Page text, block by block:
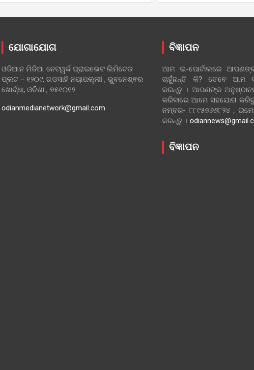
ଯୋଗାଯୋଗ
ଓଡିଆନ ମିଡିଆ ନେଟୱର୍କ ପ୍ରାଇଭେଟ ଲିମିଟେଡ
ପ୍ଲଟ – ୧୨୦୯, ଗଡସାହି ନୟାପଲ୍ଲୀ , ଭୁବନେଶ୍ଵର
ଖୋର୍ଦ୍ଧା, ଓଡିଶା , ୭୫୧୦୧୨
odianmedianetwork@gmail.com
ବିଜ୍ଞାପନ
ଆମ ଇ-ପୋର୍ଟାଲରେ ଆପଣଙ୍କ
ଚାହୁଁଛନ୍ତି କି? ତେବେ ଆମ
କରନ୍ତୁ । ଆପଣଙ୍କ
କରିବାରେ ଆମେ ସହଯୋଗ
ନମ୍ବର- ୮୮୯୫୭୬୬୮୨୪ ,
କରନ୍ତୁ ।
ବିଜ୍ଞାପନ